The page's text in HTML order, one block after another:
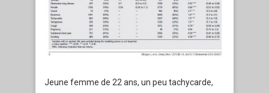
Jeune femme de 22 ans, un peu tachycarde,